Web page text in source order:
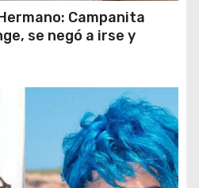
Campanita
se negó a irse y